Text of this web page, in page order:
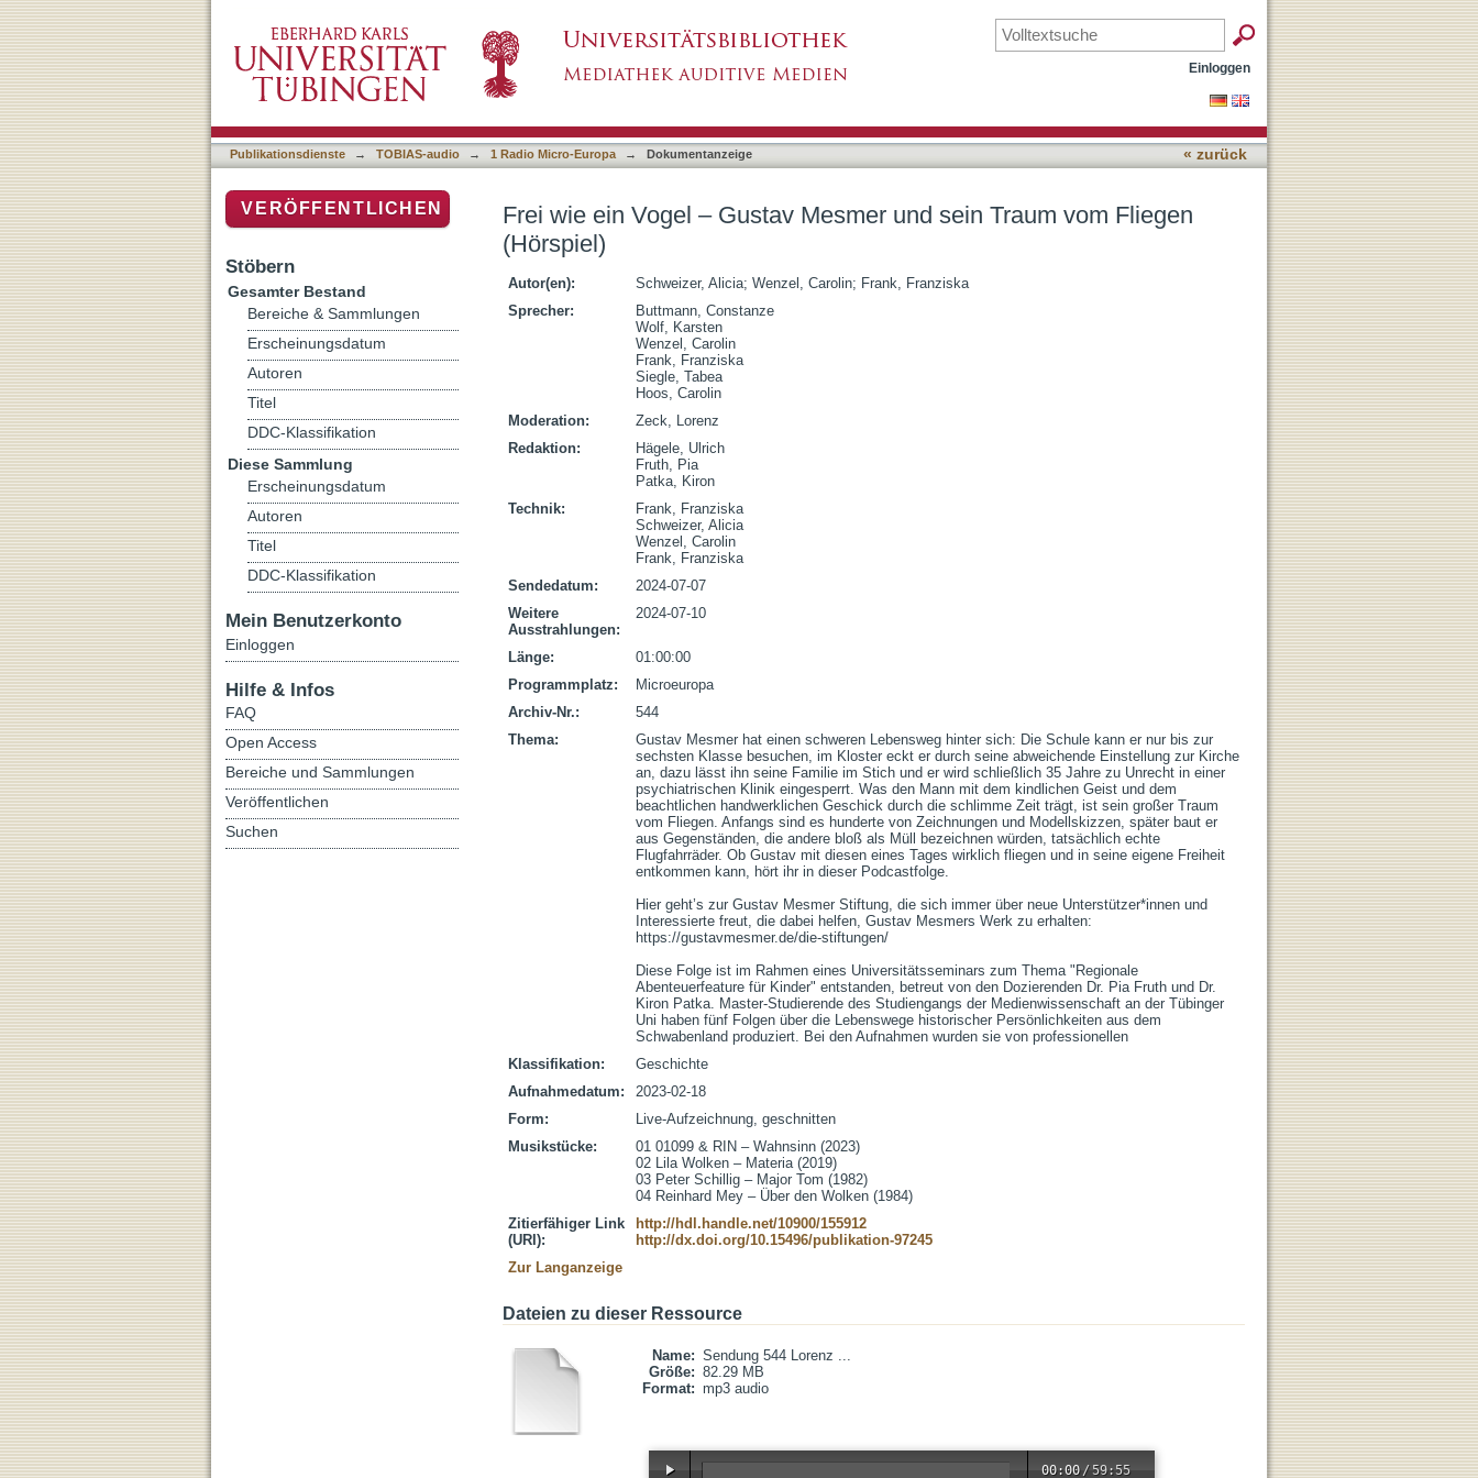
Frei wie ein Vogel – Gustav Mesmer und sein Traum vom Fliegen (Hörspiel)
Einloggen
Publikationsdienste → TOBIAS-audio → 1 Radio Micro-Europa → Dokumentanzeige « zurück
Frei wie ein Vogel – Gustav Mesmer und sein Traum vom Fliegen
(Hörspiel)
Autor(en): Schweizer, Alicia; Wenzel, Carolin; Frank, Franziska
Sprecher:
Buttmann, Constanze
Wolf, Karsten
Wenzel, Carolin
Frank, Franziska
Siegle, Tabea
Hoos, Carolin
Moderation:
Zeck, Lorenz
Redaktion:
Hägele, Ulrich
Fruth, Pia
Patka, Kiron
Technik:
Frank, Franziska
Schweizer, Alicia
Wenzel, Carolin
Frank, Franziska
Sendedatum:
2024-07-07
Weitere
Ausstrahlungen:
2024-07-10
Länge:
01:00:00
Programmplatz:
Microeuropa
Archiv-Nr.:
544
Thema:
Gustav Mesmer hat einen schweren Lebensweg hinter sich: Die Schule kann er nur bis zur
sechsten Klasse besuchen, im Kloster eckt er durch seine abweichende Einstellung zur Kirche
an, dazu lässt ihn seine Familie im Stich und er wird schließlich 35 Jahre zu Unrecht in einer
psychiatrischen Klinik eingesperrt. Was den Mann mit dem kindlichen Geist und dem
beachtlichen handwerklichen Geschick durch die schlimme Zeit trägt, ist sein großer Traum
vom Fliegen. Anfangs sind es hunderte von Zeichnungen und Modellskizzen, später baut er
aus Gegenständen, die andere bloß als Müll bezeichnen würden, tatsächlich echte
Flugfahrräder. Ob Gustav mit diesen eines Tages wirklich fliegen und in seine eigene Freiheit
entkommen kann, hört ihr in dieser Podcastfolge.
Hier geht’s zur Gustav Mesmer Stiftung, die sich immer über neue Unterstützer*innen und
Interessierte freut, die dabei helfen, Gustav Mesmers Werk zu erhalten:
https://gustavmesmer.de/die-stiftungen/
Diese Folge ist im Rahmen eines Universitätsseminars zum Thema "Regionale
Abenteuerfeature für Kinder" entstanden, betreut von den Dozierenden Dr. Pia Fruth und Dr.
Kiron Patka. Master-Studierende des Studiengangs der Medienwissenschaft an der Tübinger
Uni haben fünf Folgen über die Lebenswege historischer Persönlichkeiten aus dem
Schwabenland produziert. Bei den Aufnahmen wurden sie von professionellen
Klassifikation:
Geschichte
Aufnahmedatum:
2023-02-18
Form:
Live-Aufzeichnung, geschnitten
Musikstücke:
01 01099 & RIN – Wahnsinn (2023)
02 Lila Wolken – Materia (2019)
03 Peter Schillig – Major Tom (1982)
04 Reinhard Mey – Über den Wolken (1984)
Zitierfähiger Link
(URI):
http://hdl.handle.net/10900/155912
http://dx.doi.org/10.15496/publikation-97245
Zur Langanzeige
Dateien zu dieser Ressource
Name: Sendung 544 Lorenz ...
Größe: 82.29 MB
Format: mp3 audio
00:00 / 59:55
VERÖFFENTLICHEN
Stöbern
Gesamter Bestand
Bereiche & Sammlungen
Erscheinungsdatum
Autoren
Titel
DDC-Klassifikation
Diese Sammlung
Erscheinungsdatum
Autoren
Titel
DDC-Klassifikation
Mein Benutzerkonto
Einloggen
Hilfe & Infos
FAQ
Open Access
Bereiche und Sammlungen
Veröffentlichen
Suchen